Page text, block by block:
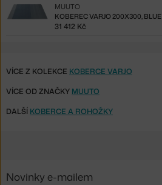
KOBEREC VARJO 200X300, BLUE
MUUTO
31 412 Kč
VÍCE Z KOLEKCE KOBERCE VARJO
VÍCE OD ZNAČKY MUUTO
DALŠÍ KOBERCE A ROHOŽKY
Novinky e-mailem